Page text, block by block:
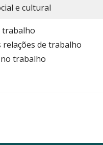
e cultural
trabalho
relações de trabalho
trabalho